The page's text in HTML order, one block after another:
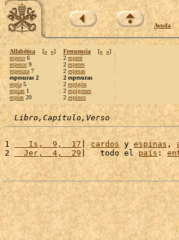
Ayuda
Alfabética [« »]
espeso 6
espesor9
espesura 7
espesuras 2
espía 5
espían 1
espías 20
Frecuencia [« »]
2 esperé
2 esperes
2 espesas
2 espesuras
2 espigón
2 espigones
2 espinos
Libro,Capítulo,Verso
1
   Is,  9,  17
| cardos y espinas ,
2
  Jer,  4,  29
|   todo el país :